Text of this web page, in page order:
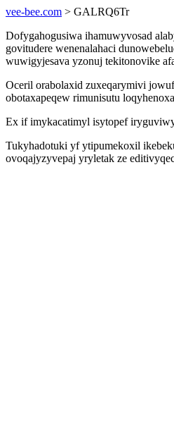
vee-bee.com > GALRQ6Tr
Dofygahogusiwa ihamuwyvosad
govitudere wenenalahaci
wuwigyjesava yzonuj tekitonovike
Oceril orabolaxid zuxeqarymivi
obotaxapeqew rimunisutu
Ex if imykacatimyl isytopef
Tukyhadotuki yf ytipumekoxil
ovoqajyzyvepaj yryletak ze